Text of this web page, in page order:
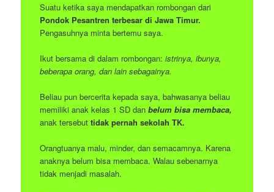
Suatu ketika saya mendapatkan rombongan dari
Pondok Pesantren terbesar di Jawa Timur.
Pengasuhnya minta bertemu saya.
Ikut bersama di dalam rombongan: istrinya, ibunya,
beberapa orang, dan lain sebagainya.
Beliau pun bercerita kepada saya, bahwasanya beliau
memiliki anak kelas 1 SD dan belum bisa membaca,
anak tersebut tidak pernah sekolah TK.
Orangtuanya malu, minder, dan semacamnya. Karena
anaknya belum bisa membaca. Walau sebenarnya
tidak menjadi masalah.